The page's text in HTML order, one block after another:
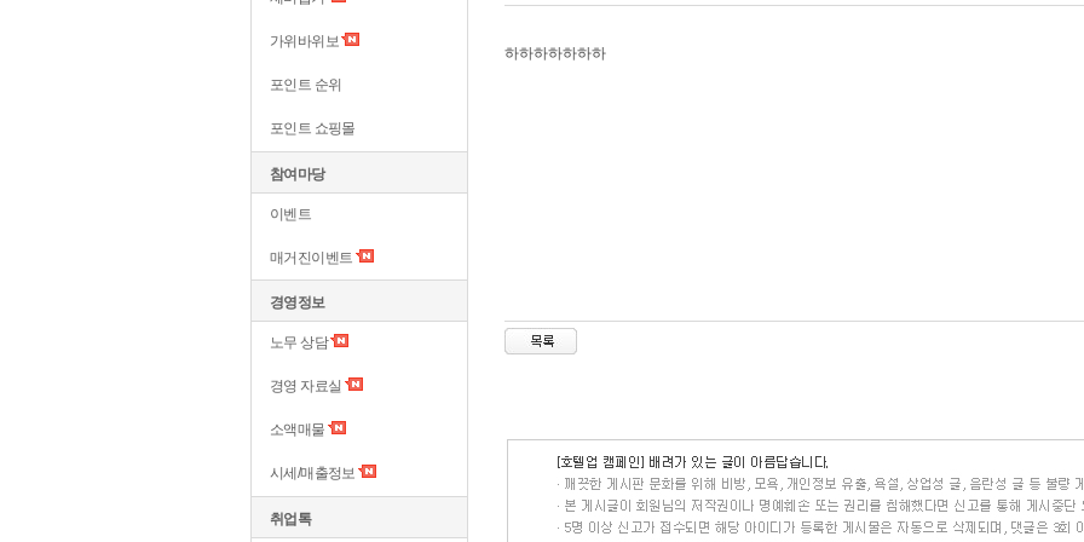
가위바위보
포인트 순위
포인트 쇼핑몰
참여마당
이벤트
매거진이벤트
경영정보
노무 상담
경영 자료실
소액매물
시세/매출정보
취업톡
하하하하하하하